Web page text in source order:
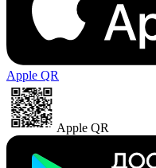
Apple QR
Apple QR